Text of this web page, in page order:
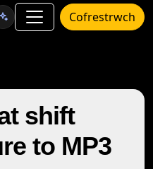
Cofrestrwch
shift
to MP3